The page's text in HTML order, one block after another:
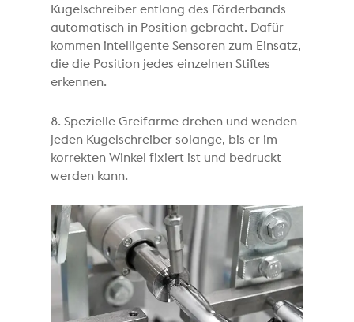
Kugelschreiber entlang des Förderbands
automatisch in Position gebracht. Dafür
kommen intelligente Sensoren zum Einsatz,
die die Position jedes einzelnen Stiftes
erkennen.
8. Spezielle Greifarme drehen und wenden
jeden Kugelschreiber solange, bis er im
korrekten Winkel fixiert ist und bedruckt
werden kann.